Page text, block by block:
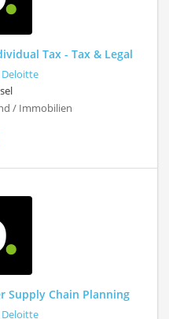
Tax - Tax & Legal
Deloitte
/ Immobilien
Supply Chain Planning
Deloitte